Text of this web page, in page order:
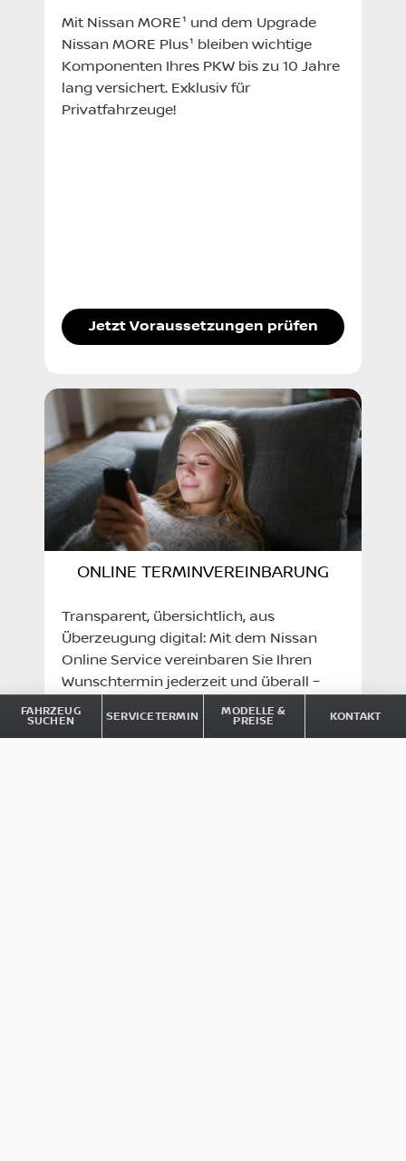
Mit Nissan MORE¹ und dem Upgrade
Nissan MORE Plus¹ bleiben wichtige
Komponenten Ihres PKW bis zu 10 Jahre
lang versichert. Exklusiv für
Privatfahrzeuge!
Jetzt Voraussetzungen prüfen
ONLINE TERMINVEREINBARUNG
Transparent, übersichtlich, aus
Überzeugung digital: Mit dem Nissan
Online Service vereinbaren Sie Ihren
Wunschtermin jederzeit und überall –
einfach, bequem und in nur wenigen
Klicks. Wir sorgen für eine reibungslose
FAHRZEUG
SUCHEN SERVICETERMIN MODELLE &
PREISE KONTAKT